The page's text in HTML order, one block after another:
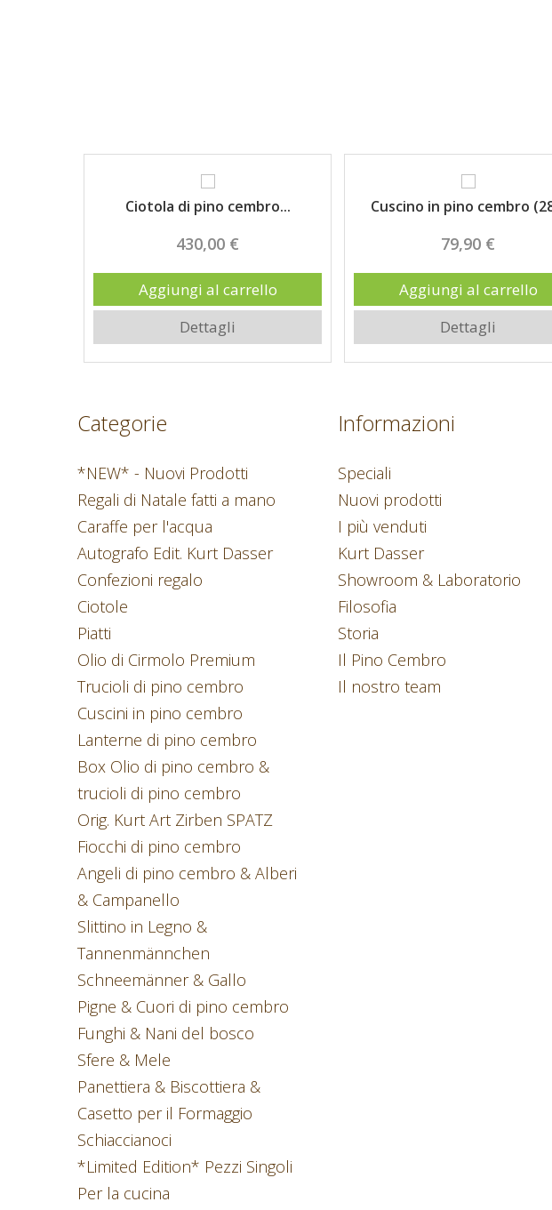
Ciotola di pino cembro...
430,00 €
Aggiungi al carrello
Dettagli
Cuscino in pino cembro
79,90 €
Aggiungi al carrello
Dettagli
Categorie
*NEW* - Nuovi Prodotti
Regali di Natale fatti a mano
Caraffe per l'acqua
Autografo Edit. Kurt Dasser
Confezioni regalo
Ciotole
Piatti
Olio di Cirmolo Premium
Trucioli di pino cembro
Cuscini in pino cembro
Lanterne di pino cembro
Box Olio di pino cembro &
trucioli di pino cembro
Orig. Kurt Art Zirben SPATZ
Fiocchi di pino cembro
Angeli di pino cembro & Alberi
& Campanello
Slittino in Legno &
Tannenmännchen
Schneemänner & Gallo
Pigne & Cuori di pino cembro
Funghi & Nani del bosco
Sfere & Mele
Panettiera & Biscottiera &
Casetto per il Formaggio
Schiaccianoci
*Limited Edition* Pezzi Singoli
Per la cucina
Informazioni
Speciali
Nuovi prodotti
I più venduti
Kurt Dasser
Showroom & Laboratorio
Filosofia
Storia
Il Pino Cembro
Il nostro team